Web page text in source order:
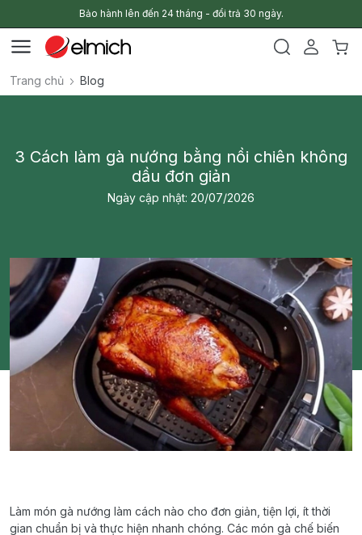
Bảo hành lên đến 24 tháng - đổi trả 30 ngày.
Trang chủ Blog
3 Cách làm gà nướng bằng nồi chiên không
dầu đơn giản
Ngày cập nhật: 20/07/2026
Làm món gà nướng làm cách nào cho đơn giản, tiện lợi, ít thời
gian chuẩn bị và thực hiện nhanh chóng. Các món gà chế biến